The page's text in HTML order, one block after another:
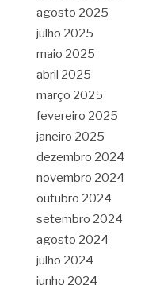
agosto 2025
julho 2025
maio 2025
abril 2025
março 2025
fevereiro 2025
janeiro 2025
dezembro 2024
novembro 2024
outubro 2024
setembro 2024
agosto 2024
julho 2024
junho 2024